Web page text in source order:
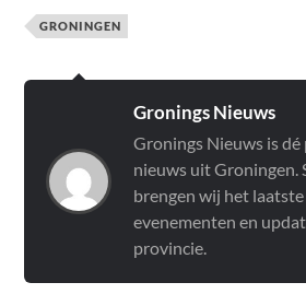
GRONINGEN
Gronings Nieuws
Gronings Nieuws is
nieuws uit Groningen.
brengen wij het
evenementen en
provincie.